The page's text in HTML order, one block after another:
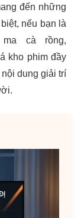
đến những
nếu bạn là
cà rồng,
kho phim đầy
dung giải trí